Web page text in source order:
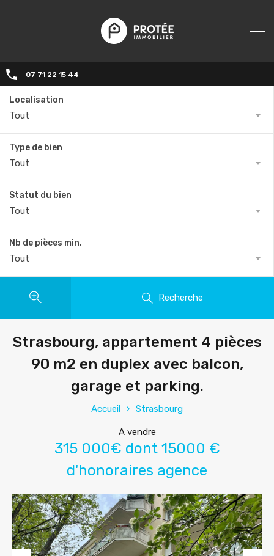
07 71 22 15 44‬
Localisation
Tout
Type de bien
Tout
Statut du bien
Tout
Nb de pièces min.
Tout
Recherche
Strasbourg, appartement 4 pièces
90 m2 en duplex avec balcon,
garage et parking.
Accueil Strasbourg
A vendre
315 000€ dont 15000 €
d'honoraires agence